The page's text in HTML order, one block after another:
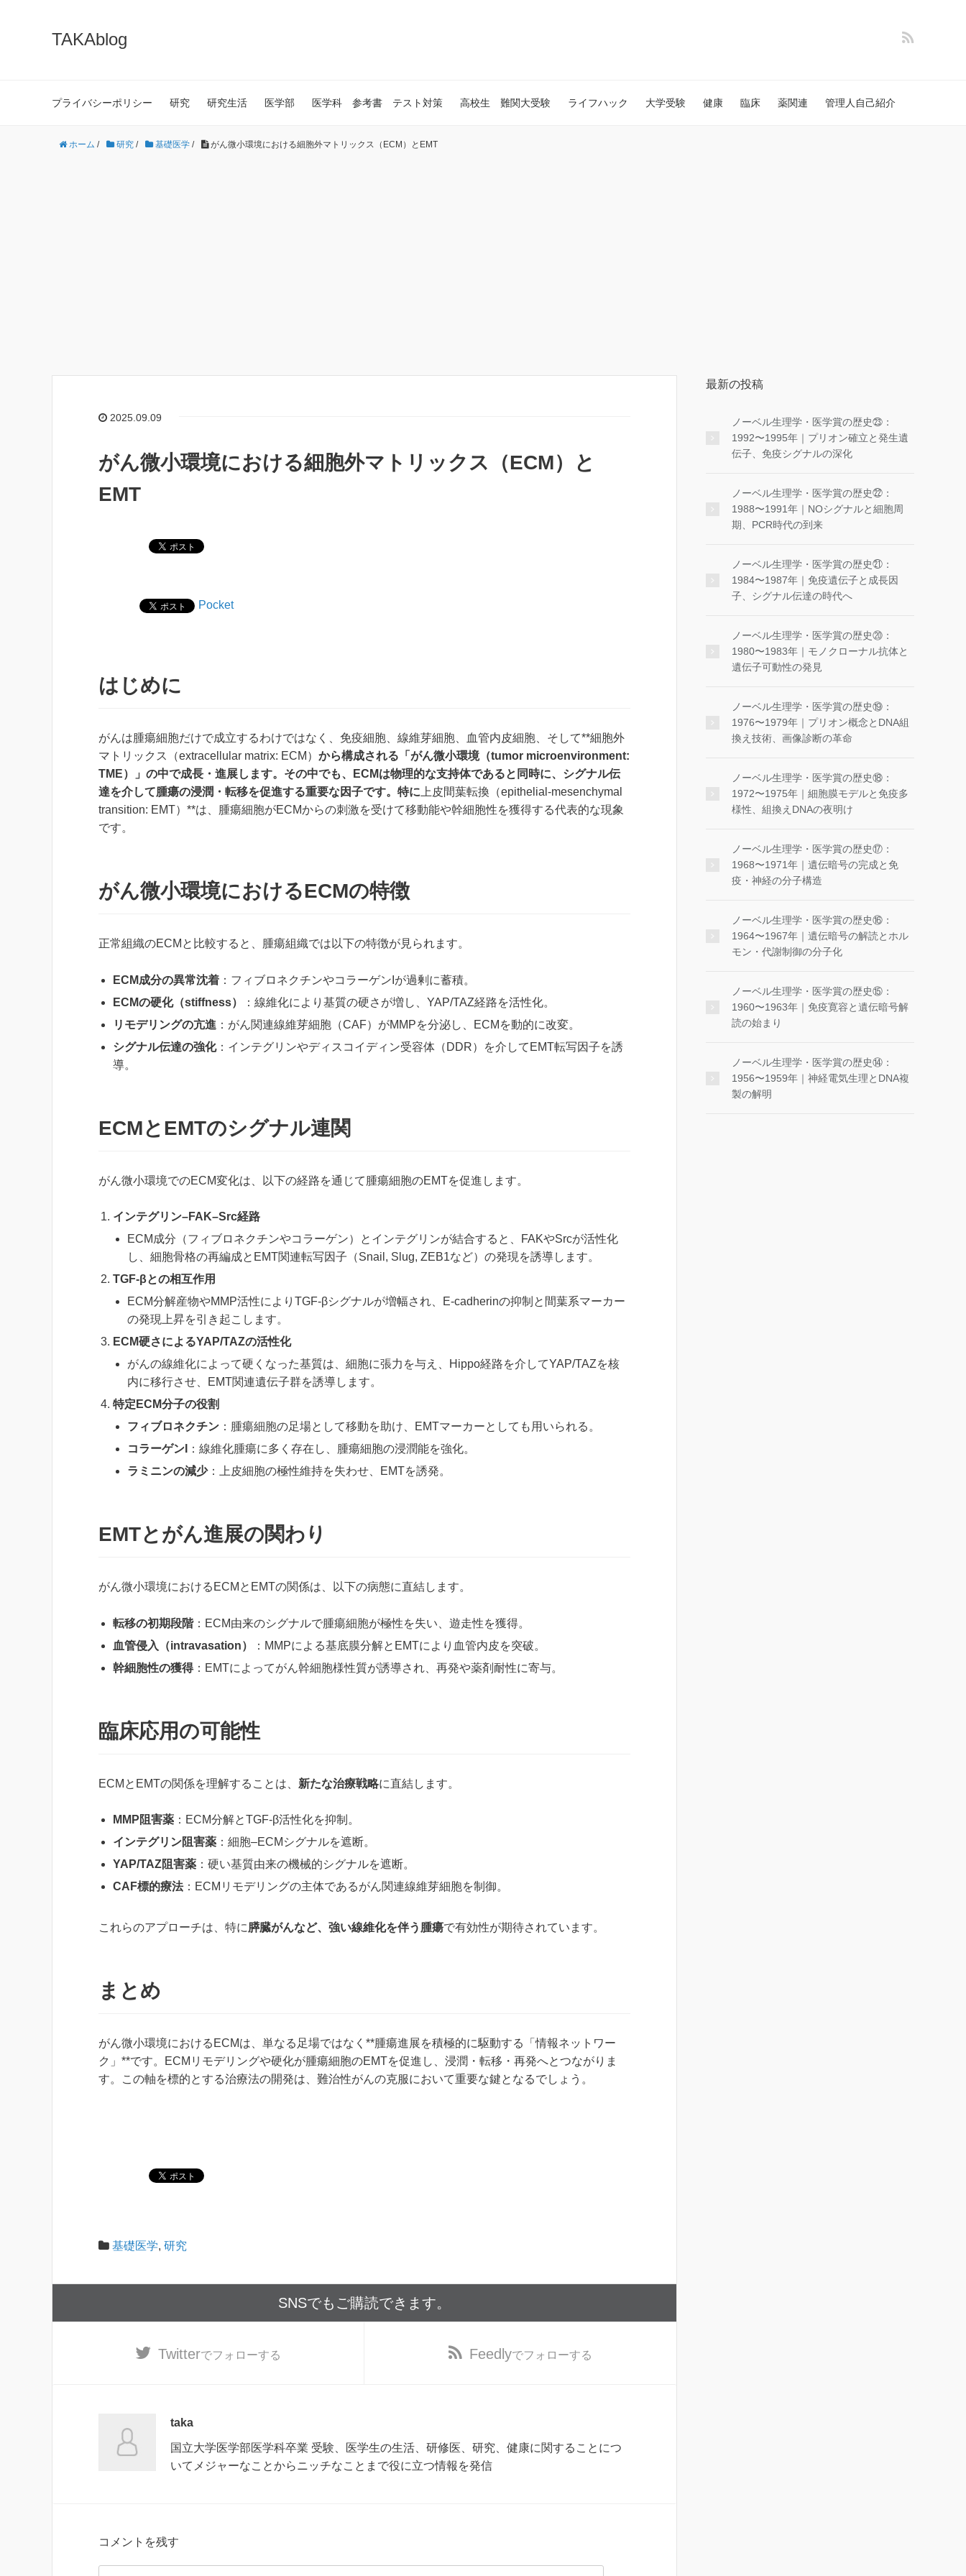
TAKAblog
プライバシーポリシー 研究 研究生活 医学部 医学科 参考書 テスト対策 高校生 難関大受験 ライフハック 大学受験 健康 臨床 薬関連 管理人自己紹介
ホーム / 研究 / 基礎医学 / がん微小環境における細胞外マトリックス（ECM）とEMT
2025.09.09
がん微小環境における細胞外マトリックス（ECM）と
EMT
Pocket
はじめに
がんは腫瘍細胞だけで成立するわけではなく、免疫細胞、線維芽細胞、血管内皮細胞、そして**細胞外
マトリックス（extracellular matrix: ECM） から構成される「がん微小環境（tumor microenvironment:
TME）」の中で成長・進展します。その中でも、ECMは物理的な支持体であると同時に、シグナル伝
達を介して腫瘍の浸潤・転移を促進する重要な因子です。特に 上皮間葉転換（epithelial-mesenchymal
transition: EMT）**は、腫瘍細胞がECMからの刺激を受けて移動能や幹細胞性を獲得する代表的な現象
です。
がん微小環境におけるECMの特徴
正常組織のECMと比較すると、腫瘍組織では以下の特徴が見られます。
ECM成分の異常沈着 ：フィブロネクチンやコラーゲンIが過剰に蓄積。
ECMの硬化（stiffness）
：線維化により基質の硬さが増し、YAP/TAZ経路を活性化。
リモデリングの亢進 ：がん関連線維芽細胞（CAF）がMMPを分泌し、ECMを動的に改変。
シグナル伝達の強化：インテグリンやディスコイディン受容体（DDR）を介してEMT転写因子を誘
導。
ECMとEMTのシグナル連関
がん微小環境でのECM変化は、以下の経路を通じて腫瘍細胞のEMTを促進します。
インテグリン–FAK–Src経路
ECM成分（フィブロネクチンやコラーゲン）とインテグリンが結合すると、FAKやSrcが活性化
し、細胞骨格の再編成とEMT関連転写因子（Snail, Slug, ZEB1など）の発現を誘導します。
TGF-βとの相互作用
ECM分解産物やMMP活性によりTGF-βシグナルが増幅され、E-cadherinの抑制と間葉系マーカー
の発現上昇を引き起こします。
ECM硬さによるYAP/TAZの活性化
がんの線維化によって硬くなった基質は、細胞に張力を与え、Hippo経路を介してYAP/TAZを核
内に移行させ、EMT関連遺伝子群を誘導します。
特定ECM分子の役割
フィブロネクチン ：腫瘍細胞の足場として移動を助け、EMTマーカーとしても用いられる。
コラーゲンI
：線維化腫瘍に多く存在し、腫瘍細胞の浸潤能を強化。
ラミニンの減少：上皮細胞の極性維持を失わせ、EMTを誘発。
EMTとがん進展の関わり
がん微小環境におけるECMとEMTの関係は、以下の病態に直結します。
転移の初期段階：ECM由来のシグナルで腫瘍細胞が極性を失い、遊走性を獲得。
血管侵入（intravasation）
：MMPによる基底膜分解とEMTにより血管内皮を突破。
幹細胞性の獲得：EMTによってがん幹細胞様性質が誘導され、再発や薬剤耐性に寄与。
臨床応用の可能性
ECMとEMTの関係を理解することは、 新たな治療戦略に直結します。
MMP阻害薬 ：ECM分解とTGF-β活性化を抑制。
インテグリン阻害薬 ：細胞–ECMシグナルを遮断。
YAP/TAZ阻害薬 ：硬い基質由来の機械的シグナルを遮断。
CAF標的療法：ECMリモデリングの主体であるがん関連線維芽細胞を制御。
これらのアプローチは、特に膵臓がんなど、強い線維化を伴う腫瘍で有効性が期待されています。
まとめ
がん微小環境におけるECMは、単なる足場ではなく**腫瘍進展を積極的に駆動する「情報ネットワー
ク」**です。ECMリモデリングや硬化が腫瘍細胞のEMTを促進し、浸潤・転移・再発へとつながりま
す。この軸を標的とする治療法の開発は、難治性がんの克服において重要な鍵となるでしょう。
基礎医学, 研究
SNSでもご購読できます。
Twitterでフォローする Feedlyでフォローする
taka
国立大学医学部医学科卒業 受験、医学生の生活、研修医、研究、健康に関することにつ
いてメジャーなことからニッチなことまで役に立つ情報を発信
コメントを残す
最新の投稿
ノーベル生理学・医学賞の歴史㉓：
1992〜1995年｜プリオン確立と発生遺
伝子、免疫シグナルの深化
ノーベル生理学・医学賞の歴史㉒：
1988〜1991年｜NOシグナルと細胞周
期、PCR時代の到来
ノーベル生理学・医学賞の歴史㉑：
1984〜1987年｜免疫遺伝子と成長因
子、シグナル伝達の時代へ
ノーベル生理学・医学賞の歴史⑳：
1980〜1983年｜モノクローナル抗体と
遺伝子可動性の発見
ノーベル生理学・医学賞の歴史⑲：
1976〜1979年｜プリオン概念とDNA組
換え技術、画像診断の革命
ノーベル生理学・医学賞の歴史⑱：
1972〜1975年｜細胞膜モデルと免疫多
様性、組換えDNAの夜明け
ノーベル生理学・医学賞の歴史⑰：
1968〜1971年｜遺伝暗号の完成と免
疫・神経の分子構造
ノーベル生理学・医学賞の歴史⑯：
1964〜1967年｜遺伝暗号の解読とホル
モン・代謝制御の分子化
ノーベル生理学・医学賞の歴史⑮：
1960〜1963年｜免疫寛容と遺伝暗号解
読の始まり
ノーベル生理学・医学賞の歴史⑭：
1956〜1959年｜神経電気生理とDNA複
製の解明